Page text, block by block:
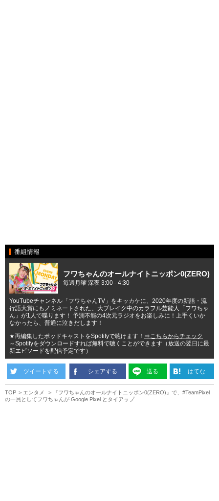
番組情報
フワちゃんのオールナイトニッポン0(ZERO)
毎週月曜 深夜 3:00 - 4:30
YouTubeチャンネル「フワちゃんTV」をキッカケに、2020年度の新語・流
行語大賞にもノミネートされた、大ブレイク中のカラフル芸能人「フワちゃ
ん」が1人で喋ります！ 予測不能の4次元ラジオをお楽しみに！上手くいか
なかったら、普通に泣きだします！
★再編集したポッドキャストをSpotifyで聴けます！ ⇒こちらからチェック
～Spotifyをダウンロードすれば無料で聴くことができます（放送の翌日に最
新エピソードを配信予定です）
ツイートする シェアする 送る はてな
TOP エンタメ
『フワちゃんのオールナイトニッポン0(ZERO)』で、#TeamPixel
の一員としてフワちゃんが Google Pixel とタイアップ